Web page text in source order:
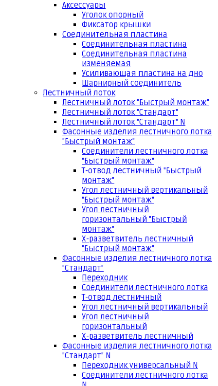
Аксессуары
Уголок опорный
Фиксатор крышки
Соединительная пластина
Соединительная пластина
Соединительная пластина
изменяемая
Усиливающая пластина на дно
Шарнирный соединитель
Лестничный лоток
Лестничный лоток "Быстрый монтаж"
Лестничный лоток "Стандарт"
Лестничный лоток "Стандарт" N
Фасонные изделия лестничного лотка
"Быстрый монтаж"
Соединители лестничного лотка
"Быстрый монтаж"
Т-отвод лестничный "Быстрый
монтаж"
Угол лестничный вертикальный
"Быстрый монтаж"
Угол лестничный
горизонтальный "Быстрый
монтаж"
Х-разветвитель лестничный
"Быстрый монтаж"
Фасонные изделия лестничного лотка
"Стандарт"
Переходник
Соединители лестничного лотка
Т-отвод лестничный
Угол лестничный вертикальный
Угол лестничный
горизонтальный
Х-разветвитель лестничный
Фасонные изделия лестничного лотка
"Стандарт" N
Переходник универсальный N
Соединители лестничного лотка